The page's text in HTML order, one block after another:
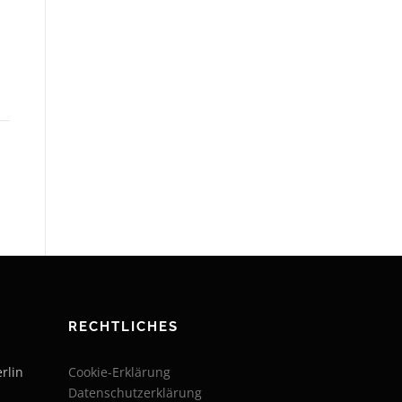
RECHTLICHES
Cookie-Erklärung
Datenschutzerklärung